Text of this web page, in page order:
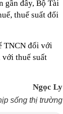
gần đây, Bộ Tài
thuế suất đối
TNCN đối với
với thuế suất
Ngọc Ly
sống thị trường